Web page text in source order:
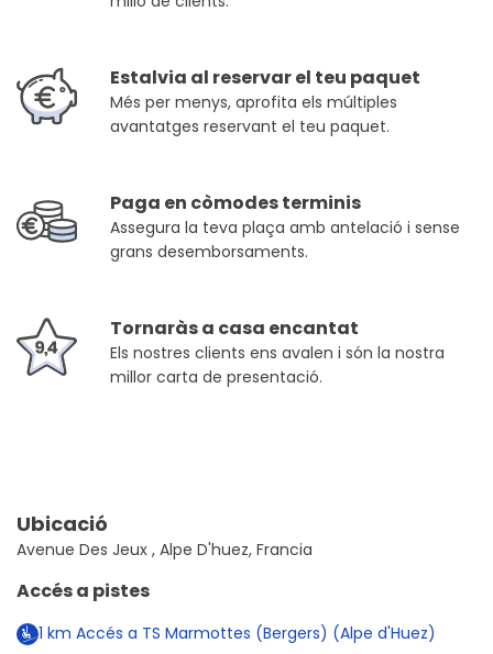
Estalvia al reservar el teu paquet
Més per menys, aprofita els múltiples
avantatges reservant el teu paquet.
Paga en còmodes terminis
Assegura la teva plaça amb antelació i sense
grans desemborsaments.
Tornaràs a casa encantat
Els nostres clients ens avalen i són la nostra
millor carta de presentació.
Ubicació
Avenue Des Jeux , Alpe D'huez, Francia
Accés a pistes
1 km Accés a TS Marmottes (Bergers) (Alpe d'Huez)